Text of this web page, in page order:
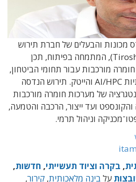
מכונות והבעלים של חברת תירוש
), המתמחה בפיתוח, תכן
מורכבות עבור תחומי הביטחון,
AI/HPC והייטק. תירוש הנדסה
של מערכות חומרה מורכבות
ועד ייצור, הרכבה והטמעה,
וניהול תרמי.
, בקרה וציוד תעשייתי, חדשות,
על בינה מלאכותית, קירור,